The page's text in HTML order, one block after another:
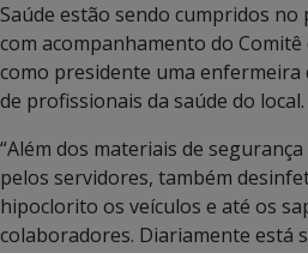
Saúde estão sendo cumpridos
com acompanhamento do
como presidente uma
de profissionais da saúde do local.
“Além dos materiais de
pelos servidores, também
hipoclorito os veículos e até os
colaboradores. Diariamente está